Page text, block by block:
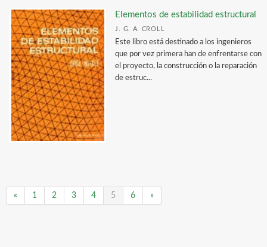
Elementos de estabilidad estructural
J. G. A. CROLL
Este libro está destinado a los ingenieros
que por vez primera han de enfrentarse con
el proyecto, la construcción o la reparación
de estruc...
« 1 2 3 4 5 6 »